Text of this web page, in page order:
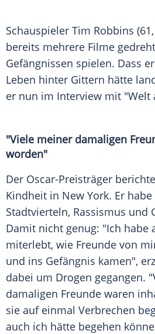
Schauspieler Tim Robbins
bereits mehrere Filme
Gefängnissen spielen. Dass
Leben hinter Gittern hätte
er nun im Interview mit "Welt
"Viele meiner damaligen
worden"
Der Oscar-Preisträger
Kindheit in New York. Er
Stadtvierteln, Rassismus und
Damit nicht genug: "Ich habe
miterlebt, wie Freunde von
und ins Gefängnis kamen",
dabei um Drogen gegangen.
damaligen Freunde waren
sie auf einmal Verbrechen
auch ich hätte begehen